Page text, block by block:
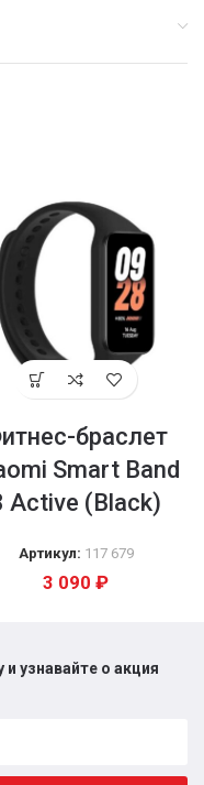
браслет
Smart Band
Active (Black)
Артикул: 117 679
3 090 ₽
узнавайте о акция